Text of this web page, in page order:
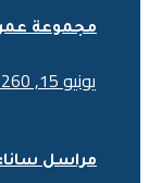
مجموعة عمر
يونيو 15, 2026 0
مراسل سانا: